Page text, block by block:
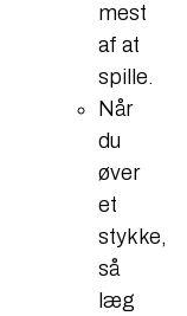
mest
af at
spille.
Når
du
øver
et
stykke,
så
læg